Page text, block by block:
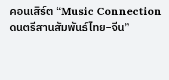
คอนเสิร์ต “Music Connection
ดนตรีสานสัมพันธ์ไทย–จีน”